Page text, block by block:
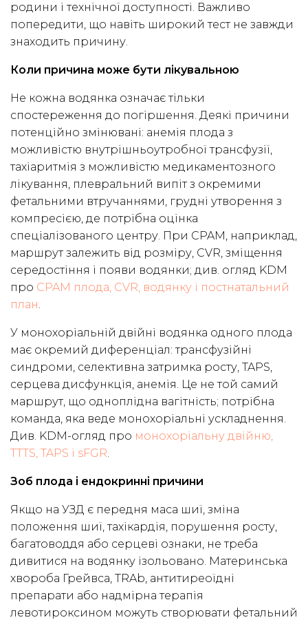
родини і технічної доступності. Важливо
попередити, що навіть широкий тест не завжди
знаходить причину.
Коли причина може бути лікувальною
Не кожна водянка означає тільки
спостереження до погіршення. Деякі причини
потенційно змінювані: анемія плода з
можливістю внутрішньоутробної трансфузії,
тахіаритмія з можливістю медикаментозного
лікування, плевральний випіт з окремими
фетальними втручаннями, грудні утворення з
компресією, де потрібна оцінка
спеціалізованого центру. При CPAM, наприклад,
маршрут залежить від розміру, CVR, зміщення
середостіння і появи водянки; див. огляд KDM
про CPAM плода, CVR, водянку і постнатальний
план.
У монохоріальній двійні водянка одного плода
має окремий диференціал: трансфузійні
синдроми, селективна затримка росту, TAPS,
серцева дисфункція, анемія. Це не той самий
маршрут, що одноплідна вагітність; потрібна
команда, яка веде монохоріальні ускладнення.
Див. KDM-огляд про монохоріальну двійню,
TTTS, TAPS і sFGR.
Зоб плода і ендокринні причини
Якщо на УЗД є передня маса шиї, зміна
положення шиї, тахікардія, порушення росту,
багатоводдя або серцеві ознаки, не треба
дивитися на водянку ізольовано. Материнська
хвороба Грейвса, TRAb, антитиреоїдні
препарати або надмірна терапія
левотироксином можуть створювати фетальний